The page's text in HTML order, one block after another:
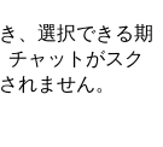
、選択できる期
チャットがスク
れません。